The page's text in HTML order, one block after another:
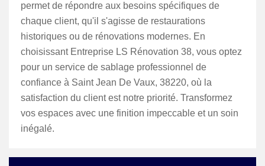
permet de répondre aux besoins spécifiques de
chaque client, qu'il s'agisse de restaurations
historiques ou de rénovations modernes. En
choisissant Entreprise LS Rénovation 38, vous optez
pour un service de sablage professionnel de
confiance à Saint Jean De Vaux, 38220, où la
satisfaction du client est notre priorité. Transformez
vos espaces avec une finition impeccable et un soin
inégalé.